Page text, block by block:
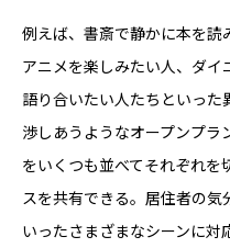
例えば、書斎で静かに本を読
アニメを楽しみたい人、ダイ
語り合いたい人たちといっ
渉しあうようなオープンプ
をいくつも並べてそれぞれを
スを共有できる。居住者の
いったさまざまなシーンに